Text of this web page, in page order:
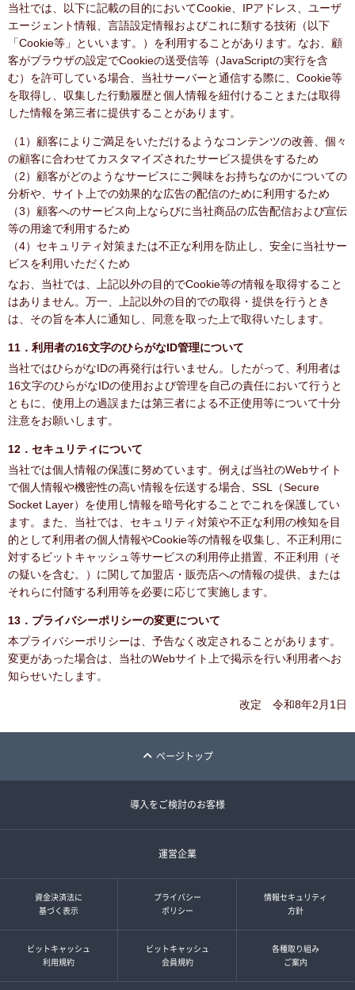
当社では、以下に記載の目的においてCookie、IPアドレス、ユーザ
エージェント情報、言語設定情報およびこれに類する技術（以下
「Cookie等」といいます。）を利用することがあります。なお、顧
客がブラウザの設定でCookieの送受信等（JavaScriptの実行を含
む）を許可している場合、当社サーバーと通信する際に、Cookie等
を取得し、収集した行動履歴と個人情報を紐付けることまたは取得
した情報を第三者に提供することがあります。
（1）顧客によりご満足をいただけるようなコンテンツの改善、個々
の顧客に合わせてカスタマイズされたサービス提供をするため
（2）顧客がどのようなサービスにご興味をお持ちなのかについての
分析や、サイト上での効果的な広告の配信のために利用するため
（3）顧客へのサービス向上ならびに当社商品の広告配信および宣伝
等の用途で利用するため
（4）セキュリティ対策または不正な利用を防止し、安全に当社サー
ビスを利用いただくため
なお、当社では、上記以外の目的でCookie等の情報を取得すること
はありません。万一、上記以外の目的での取得・提供を行うとき
は、その旨を本人に通知し、同意を取った上で取得いたします。
11．利用者の16文字のひらがなID管理について
当社ではひらがなIDの再発行は行いません。したがって、利用者は
16文字のひらがなIDの使用および管理を自己の責任において行うと
ともに、使用上の過誤または第三者による不正使用等について十分
注意をお願いします。
12．セキュリティについて
当社では個人情報の保護に努めています。例えば当社のWebサイト
で個人情報や機密性の高い情報を伝送する場合、SSL（Secure
Socket Layer）を使用し情報を暗号化することでこれを保護してい
ます。また、当社では、セキュリティ対策や不正な利用の検知を目
的として利用者の個人情報やCookie等の情報を収集し、不正利用に
対するビットキャッシュ等サービスの利用停止措置、不正利用（そ
の疑いを含む。）に関して加盟店・販売店への情報の提供、または
それらに付随する利用等を必要に応じて実施します。
13．プライバシーポリシーの変更について
本プライバシーポリシーは、予告なく改定されることがあります。
変更があった場合は、当社のWebサイト上で掲示を行い利用者へお
知らせいたします。
改定 令和8年2月1日
ページトップ
導入をご検討のお客様
運営企業
資金決済法に
基づく表示
プライバシー
ポリシー
情報セキュリティ
方針
ビットキャッシュ
利用規約
ビットキャッシュ
会員規約
各種取り組み
ご案内